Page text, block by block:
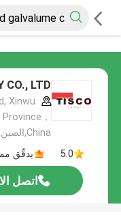
CO., LTD
Xinwu
，
China,الصين
5.0
يدقّق
اتصل